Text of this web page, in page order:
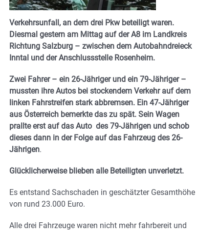
Verkehrsunfall, an dem drei Pkw beteiligt waren.
Diesmal gestern am Mittag auf der A8 im Landkreis
Richtung Salzburg – zwischen dem Autobahndreieck
Inntal und der Anschlussstelle Rosenheim.
Zwei Fahrer – ein 26-Jähriger und ein 79-Jähriger –
mussten ihre Autos bei stockendem Verkehr auf dem
linken Fahrstreifen stark abbremsen. Ein 47-Jähriger
aus Österreich bemerkte das zu spät. Sein Wagen
prallte erst auf das Auto des 79-Jährigen und schob
dieses dann in der Folge auf das Fahrzeug des 26-
Jährigen.
Glücklicherweise blieben alle Beteiligten unverletzt.
Es entstand Sachschaden in geschätzter Gesamthöhe
von rund 23.000 Euro.
Alle drei Fahrzeuge waren nicht mehr fahrbereit und